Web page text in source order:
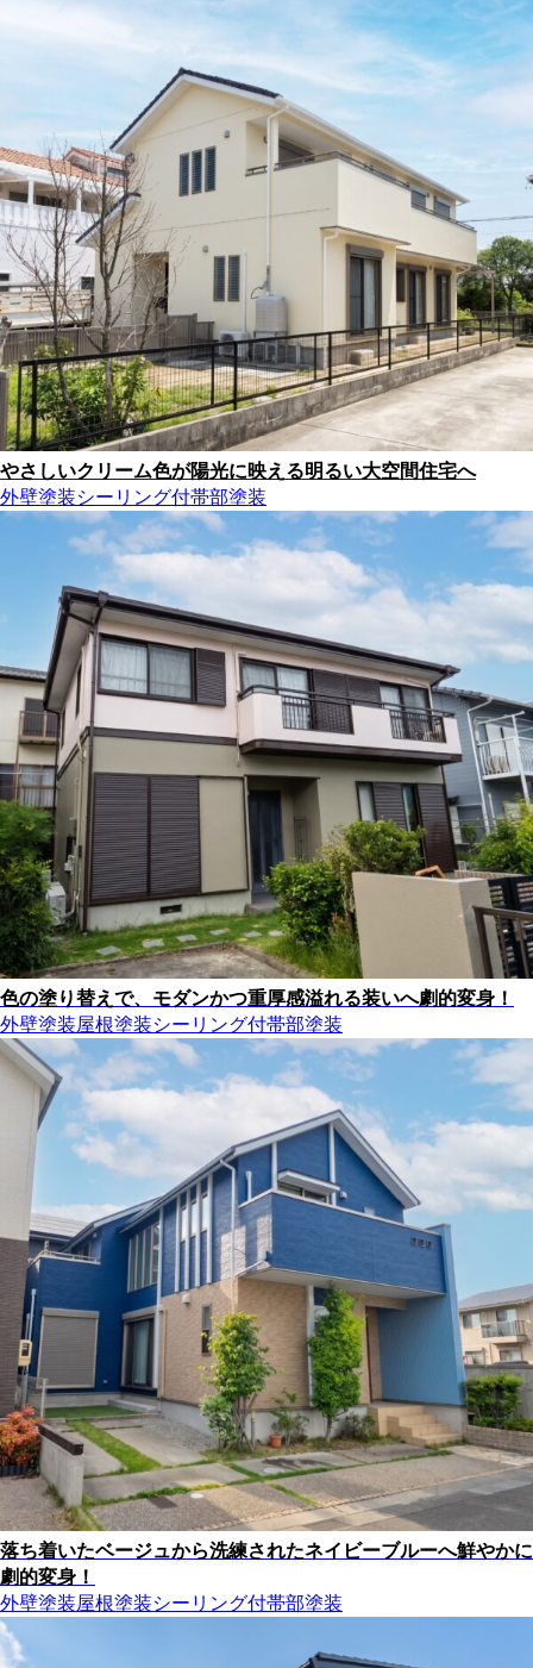
やさしいクリーム色が陽光に映える明るい大空間住宅へ
外壁塗装シーリング付帯部塗装
色の塗り替えで、モダンかつ重厚感溢れる装いへ劇的変身！
外壁塗装屋根塗装シーリング付帯部塗装
落ち着いたベージュから洗練されたネイビーブルーへ鮮やかに
劇的変身！
外壁塗装屋根塗装シーリング付帯部塗装